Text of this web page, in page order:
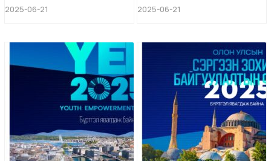
2025-06-21 2025-06-21